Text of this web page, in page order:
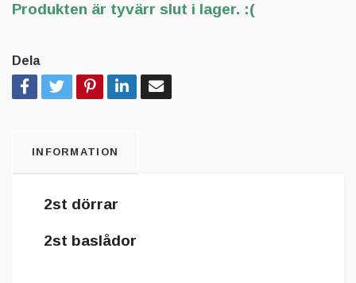
Produkten är tyvärr slut i lager. :(
Dela
INFORMATION
2st dörrar
2st baslådor